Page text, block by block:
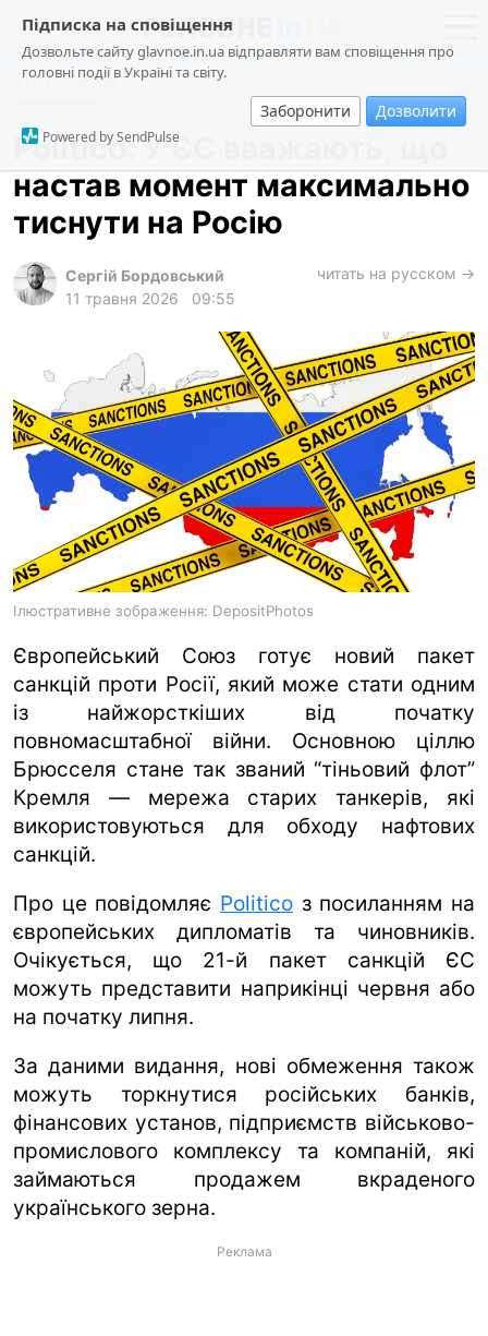
Підписка на сповіщення
Дозвольте сайту glavnoe.in.ua відправляти вам сповіщення про
головні події в Україні та світу.
Заборонити Дозволити
Powered by SendPulse
новини
про проєкт
суспільство
події
кримінал
лонгріди
харків
архів
gambling
ru en
Лонгріди
Politico: У ЄС вважають, що
настав момент максимально
тиснути на Росію
Сергій Бордовський
11 травня 2026
09:55
читать на русском →
Ілюстративне зображення: DepositPhotos
Європейський Союз готує новий пакет
санкцій проти Росії, який може стати одним
із найжорсткіших від початку
повномасштабної війни. Основною ціллю
Брюсселя стане так званий “тіньовий флот”
Кремля — мережа старих танкерів, які
використовуються для обходу нафтових
санкцій.
Про це повідомляє Politico з посиланням на
європейських дипломатів та чиновників.
Очікується, що 21-й пакет санкцій ЄС
можуть представити наприкінці червня або
на початку липня.
За даними видання, нові обмеження також
можуть торкнутися російських банків,
фінансових установ, підприємств військово-
промислового комплексу та компаній, які
займаються продажем вкраденого
українського зерна.
Реклама